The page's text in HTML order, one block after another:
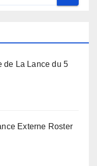
de La Lance du 5
Externe Roster